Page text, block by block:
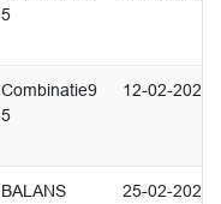
5
Combinatie9
5
12-02-2025
BALANS 25-02-2025